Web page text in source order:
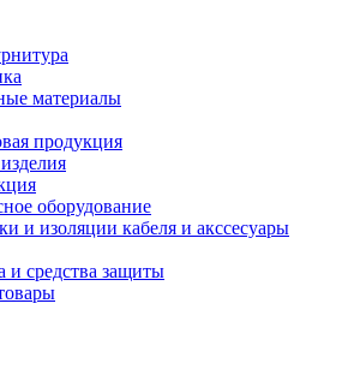
материалы
продукция
оборудование
и изоляции кабеля и акссесуары
и средства защиты